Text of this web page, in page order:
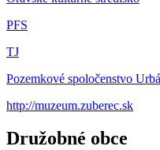
PFS
TJ
Pozemkové spoločenstvo
http://muzeum.zuberec.sk
Družobné obce